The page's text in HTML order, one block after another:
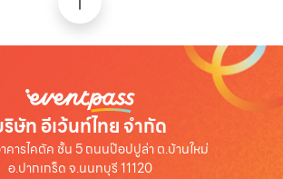
ษัท อีเว้นท์ไทย จำกัด
คารไคตัค ชั้น 5 ถนนป๊อปปูล่า ต.บ้านใหม่
อ.ปากเกร็ด จ.นนทบุรี 11120